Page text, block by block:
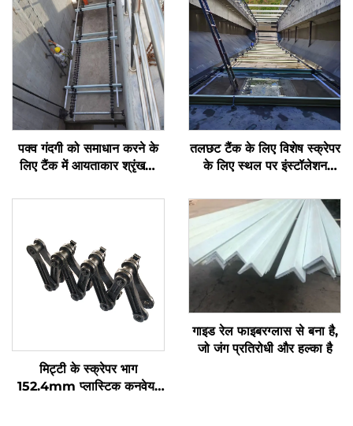
पक्व गंदगी को समाधान करने के
लिए टैंक में आयताकार श्रृंखला
NH78 पक्व गंदगी स्क्रेपर
तलछट टैंक के लिए विशेष स्क्रेपर
के लिए स्थल पर इंस्टॉलेशन
मिट्टी के स्क्रेपर भाग
152.4mm प्लास्टिक कनवेयर
गाइड रेल फाइबरग्लास से बना है,
जो जंग प्रतिरोधी और हल्का है